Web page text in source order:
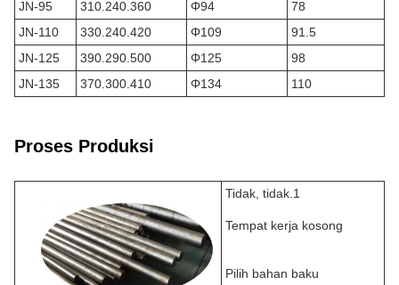
JN-95
310.240.360 Φ94
78
JN-110
330.240.420 Φ109
91.5
JN-125
390.290.500 Φ125
98
JN-135
370.300.410 Φ134 110
Proses Produksi
Tidak, tidak.1
Tempat kerja kosong
Pilih bahan baku